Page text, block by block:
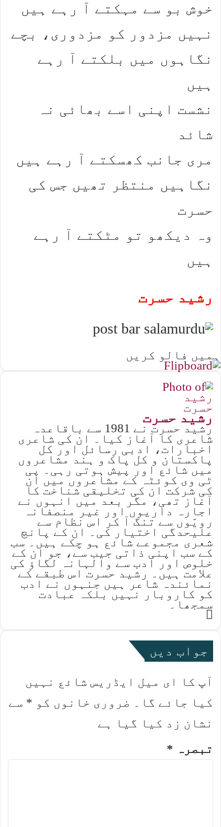
خوش بو سے مہکتے آ رہے ہیں
نہیں مزدور کو مزدوری، بچے
نگاہوں میں بلکتے آ رہے
ہیں
نشست اپنی اسے بھائی نہ
شائد
مری جانب کھسکتے آ رہے ہیں
نگاہیں منتظر تھیں جس کی
حسرت
وہ دیکھو تو مٹکتے آ رہے
ہیں
رشید حسرت
ہمیں فالو کریں
رشید حسرت
رشید حسرت نے 1981 سے باقاعدہ
شاعری کا آغاز کیا۔ ان کی شاعری
اخبارات، ادبی رسائل اور کل
پاکستان و کل پاک و ہند مشاعروں
میں شائع اور پیش ہوتی رہی۔ پی
ٹی وی کوئٹہ کے مشاعروں میں ان
کی شرکت ان کی تخلیقی شناخت کا
آغاز تھی، مگر بعد میں انہوں نے
اجارہ داریوں اور غیر منصفانہ
رویّوں سے تنگ آ کر اس نظام سے
علیحدگی اختیار کی۔ ان کے پانچ
شعری مجموعے شائع ہو چکے ہیں۔ سب
کے سب اپنی ذاتی جیب سے، جو ان کے
خلوص اور ادب سے والہانہ لگاؤ کی
علامت ہیں۔ رشید حسرت اس طبقے کے
نمائندہ شاعر ہیں جنہوں نے ادب
کو کاروبار نہیں بلکہ عبادت
سمجھا۔
Website
جواب دیں
آپ کا ای میل ایڈریس شائع نہیں
کیا جائے گا۔
ضروری خانوں کو * سے
نشان زد کیا گیا ہے
تبصرہ *